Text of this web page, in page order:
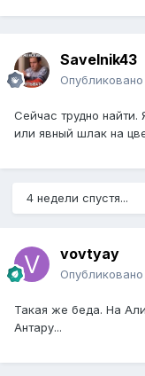
Savelnik43
Опубликовано
Сейчас трудно
или явный шлак на
4 недели спустя...
vovtyay
Опубликовано
Такая же беда. На
Антару...